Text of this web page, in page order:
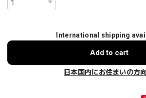
International shipping
Add to cart
日本国内にお住まいの方